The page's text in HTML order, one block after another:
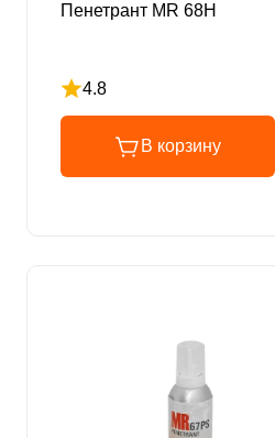
Пенетрант MR 68H
4.8
Рейтинг 4.8 из 5
В корзину